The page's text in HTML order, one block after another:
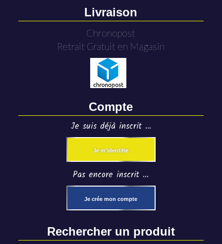
Livraison
Chronopost
Retrait Gratuit en Magasin
Compte
Je suis déjà inscrit ...
Je m'identifie
Pas encore inscrit ...
Je crée mon compte
Rechercher un produit